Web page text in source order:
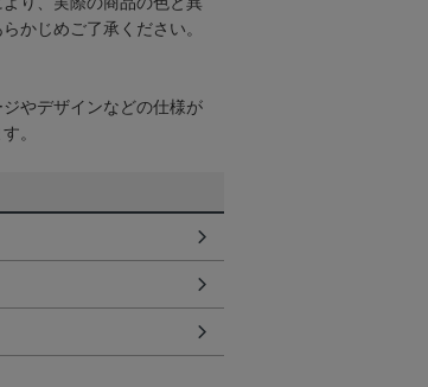
かじめご了承ください。
やデザインなどの仕様が
。